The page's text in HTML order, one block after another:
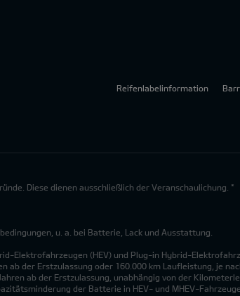
Reifenlabelinformation
Diese dienen ausschließlich der Veranschaulichung. *
u. a. bei Batterie, Lack und Ausstattung.
(HEV) und Plug-in Hybrid-
ab der Erstzulassung oder 160.000 km Laufleistung, je
ab der Erstzulassung, unabhängig von der
der Batterie in HEV- und MHEV-